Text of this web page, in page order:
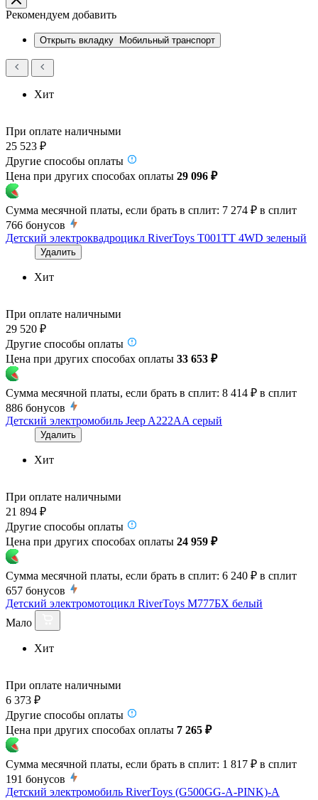
Рекомендуем добавить
Открыть вкладку Мобильный транспорт
Хит
При оплате наличными
25 523 ₽
Другие способы оплаты
Цена при других способах оплаты 29 096 ₽
Сумма месячной платы, если брать в сплит: 7 274 ₽ в сплит
766 бонусов
Детский электроквадроцикл RiverToys T001TT 4WD зеленый
Удалить
Хит
При оплате наличными
29 520 ₽
Другие способы оплаты
Цена при других способах оплаты 33 653 ₽
Сумма месячной платы, если брать в сплит: 8 414 ₽ в сплит
886 бонусов
Детский электромобиль Jeep A222AA серый
Удалить
Хит
При оплате наличными
21 894 ₽
Другие способы оплаты
Цена при других способах оплаты 24 959 ₽
Сумма месячной платы, если брать в сплит: 6 240 ₽ в сплит
657 бонусов
Детский электромотоцикл RiverToys М777БХ белый
Мало
Хит
При оплате наличными
6 373 ₽
Другие способы оплаты
Цена при других способах оплаты 7 265 ₽
Сумма месячной платы, если брать в сплит: 1 817 ₽ в сплит
191 бонусов
Детский электромобиль RiverToys (G500GG-A-PINK)-A